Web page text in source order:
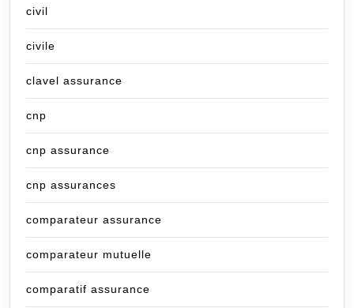
civil
civile
clavel assurance
cnp
cnp assurance
cnp assurances
comparateur assurance
comparateur mutuelle
comparatif assurance